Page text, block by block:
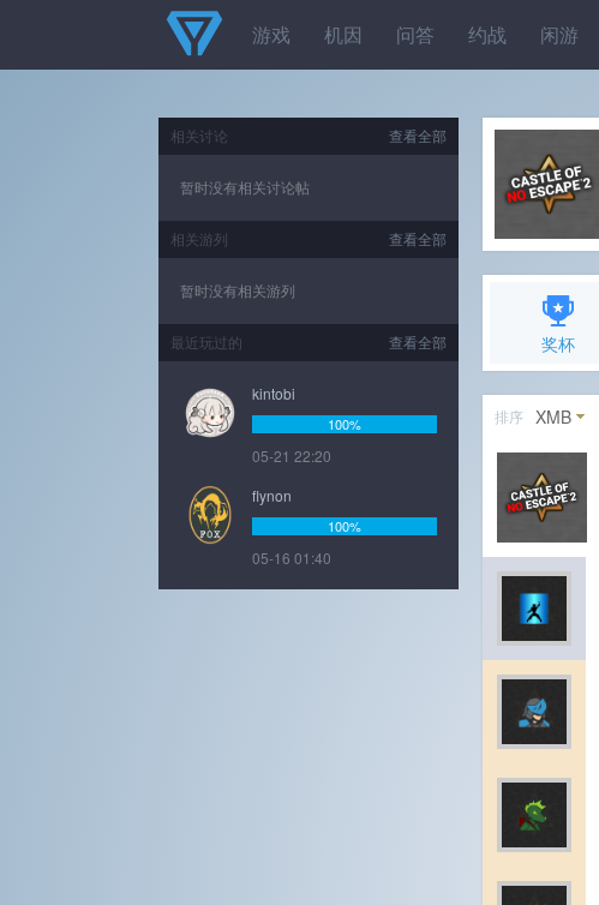
游戏 机因 问答 约战 闲游
奖杯
排序 XMB
查看全部
相关讨论
暂时没有相关讨论帖
查看全部
相关游列
暂时没有相关游列
查看全部
最近玩过的
kintobi
100%
05-21 22:20
flynon
100%
05-16 01:40